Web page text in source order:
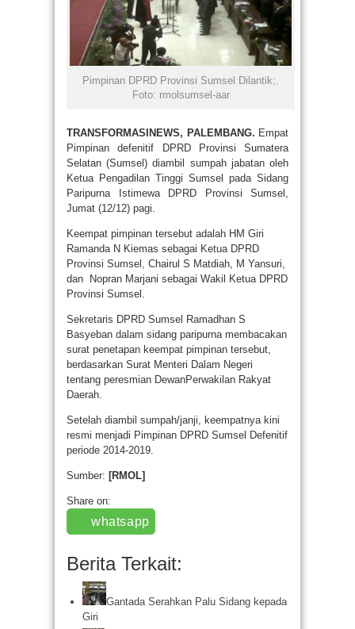
Pimpinan DPRD Provinsi Sumsel Dilantik;.
Foto: rmolsumsel-aar
TRANSFORMASINEWS, PALEMBANG. Empat
Pimpinan defenitif DPRD Provinsi Sumatera
Selatan (Sumsel) diambil sumpah jabatan oleh
Ketua Pengadilan Tinggi Sumsel pada Sidang
Paripurna Istimewa DPRD Provinsi Sumsel,
Jumat (12/12) pagi.
Keempat pimpinan tersebut adalah HM Giri
Ramanda N Kiemas sebagai Ketua DPRD
Provinsi Sumsel, Chairul S Matdiah, M Yansuri,
dan Nopran Marjani sebagai Wakil Ketua DPRD
Provinsi Sumsel.
Sekretaris DPRD Sumsel Ramadhan S
Basyeban dalam sidang paripurna membacakan
surat penetapan keempat pimpinan tersebut,
berdasarkan Surat Menteri Dalam Negeri
tentang peresmian DewanPerwakilan Rakyat
Daerah.
Setelah diambil sumpah/janji, keempatnya kini
resmi menjadi Pimpinan DPRD Sumsel Defenitif
periode 2014-2019.
Sumber: [RMOL]
Share on:
whatsapp
Berita Terkait:
Gantada Serahkan Palu Sidang kepada
Giri